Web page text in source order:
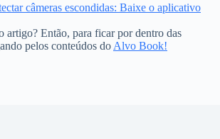
câmeras escondidas: Baixe o aplicativo
artigo? Então, para ficar por dentro das
pelos conteúdos do Alvo Book!